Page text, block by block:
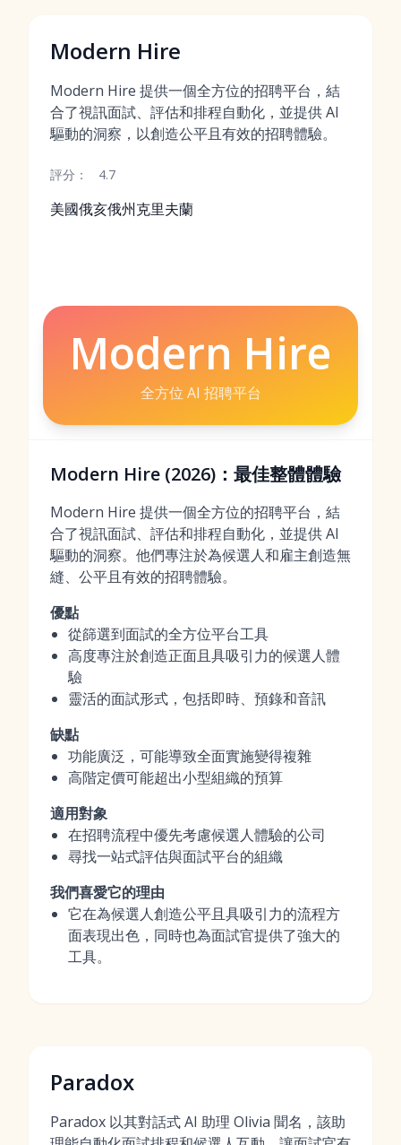
Modern Hire
Modern Hire 提供一個全方位的招聘平台，結
合了視訊面試、評估和排程自動化，並提供 AI
驅動的洞察，以創造公平且有效的招聘體驗。
評分： 4.7
美國俄亥俄州克里夫蘭
Modern Hire
全方位 AI 招聘平台
Modern Hire (2026)：最佳整體體驗
Modern Hire 提供一個全方位的招聘平台，結
合了視訊面試、評估和排程自動化，並提供 AI
驅動的洞察。他們專注於為候選人和雇主創造無
縫、公平且有效的招聘體驗。
優點
從篩選到面試的全方位平台工具
高度專注於創造正面且具吸引力的候選人體
驗
靈活的面試形式，包括即時、預錄和音訊
缺點
功能廣泛，可能導致全面實施變得複雜
高階定價可能超出小型組織的預算
適用對象
在招聘流程中優先考慮候選人體驗的公司
尋找一站式評估與面試平台的組織
我們喜愛它的理由
它在為候選人創造公平且具吸引力的流程方
面表現出色，同時也為面試官提供了強大的
工具。
Paradox
Paradox 以其對話式 AI 助理 Olivia 聞名，該助